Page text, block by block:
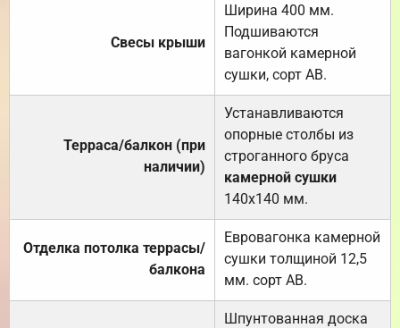
Свесы крыши
Ширина 400 мм.
Подшиваются
вагонкой камерной
сушки, сорт АВ.
Терраса/балкон (при
наличии)
Устанавливаются
опорные столбы из
строганного бруса
камерной сушки
140х140 мм.
Отделка потолка террасы/
балкона
Евровагонка камерной
сушки толщиной 12,5
мм. сорт АВ.
Шпунтованная доска